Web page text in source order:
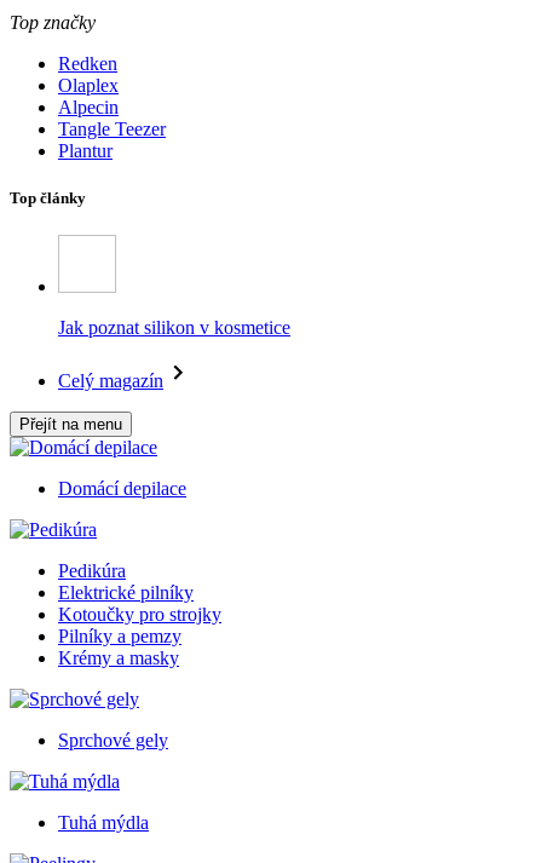
Top značky
Redken
Olaplex
Alpecin
Tangle Teezer
Plantur
Top články
Jak poznat silikon v kosmetice
Celý magazín
Přejít na menu
Domácí depilace
Pedikúra
Elektrické pilníky
Kotoučky pro strojky
Pilníky a pemzy
Krémy a masky
Sprchové gely
Tuhá mýdla